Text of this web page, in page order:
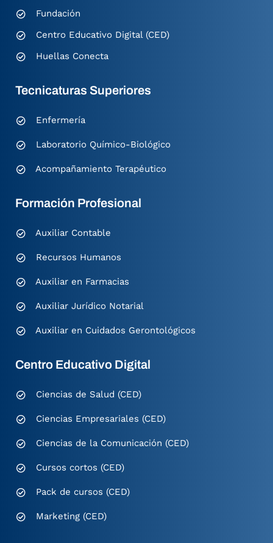
Fundación
Centro Educativo Digital (CED)
Huellas Conecta
Tecnicaturas Superiores
Enfermería
Laboratorio Químico-Biológico
Acompañamiento Terapéutico
Formación Profesional
Auxiliar Contable
Recursos Humanos
Auxiliar en Farmacias
Auxiliar Jurídico Notarial
Auxiliar en Cuidados Gerontológicos
Centro Educativo Digital
Ciencias de Salud (CED)
Ciencias Empresariales (CED)
Ciencias de la Comunicación (CED)
Cursos cortos (CED)
Pack de cursos (CED)
Marketing (CED)